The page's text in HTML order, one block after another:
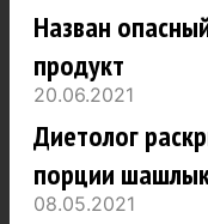
Назван
продукт
20.06.2021
Диетолог
порции
08.05.2021